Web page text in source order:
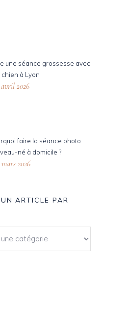
une séance grossesse avec
chien à Lyon
avril 2026
faire la séance photo
né à domicile ?
2026
ARTICLE PAR